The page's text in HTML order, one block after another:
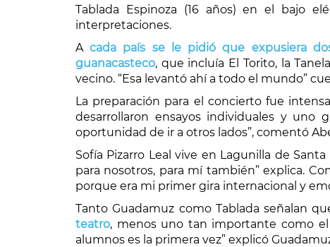
Tablada Espinoza (16 años) en el bajo
interpretaciones.
Acada país se le pidió que expusiera
guanacasteco, que incluía El Torito, la
vecino. “Esa levantó ahí a todo el mundo”
La preparación para el concierto fue
desarrollaron ensayos individuales y uno
oportunidad de ir a otros lados”, comentó
Sofía Pizarro Leal vive en Lagunilla de
para nosotros, para mí también” explica.
porque era mi primer gira internacional y
Tanto Guadamuz como Tablada señalan
teatro, menos uno tan importante como el
alumnos es la primera vez” explicó